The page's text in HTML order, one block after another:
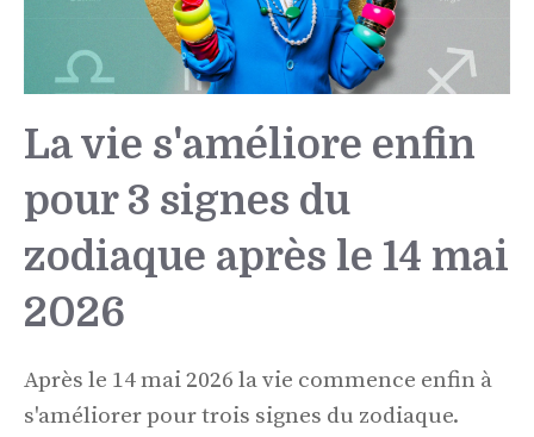
La vie s'améliore enfin
pour 3 signes du
zodiaque après le 14 mai
2026
Après le 14 mai 2026 la vie commence enfin à
s'améliorer pour trois signes du zodiaque.